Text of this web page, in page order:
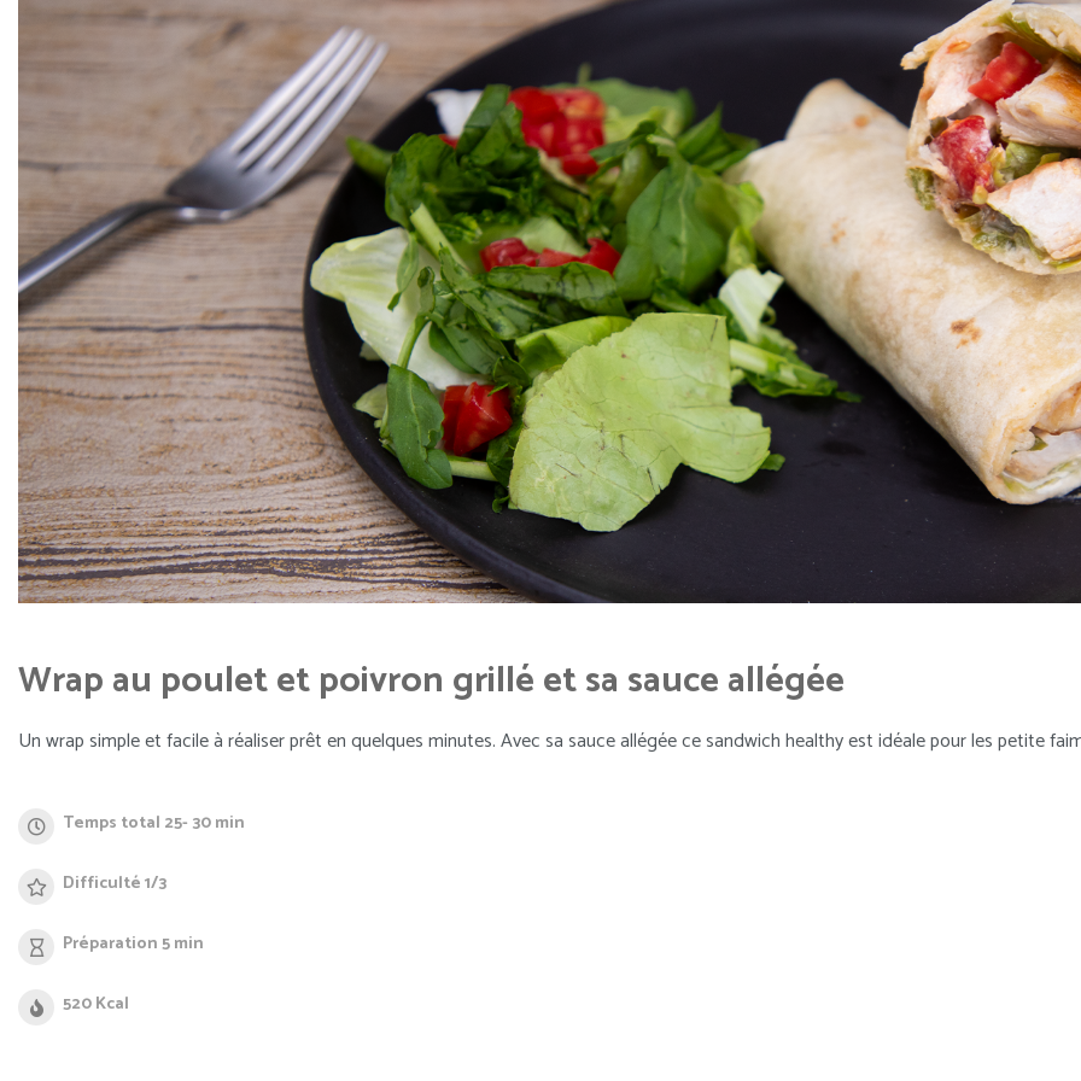
Wrap au poulet et poivron grillé et sa sauce allégée
Un wrap simple et facile à réaliser prêt en quelques minutes. Avec sa sauce allégée ce sandwich healthy est idéale pour les petite
Temps total 25- 30 min
Difficulté 1/3
Préparation 5 min
520 Kcal